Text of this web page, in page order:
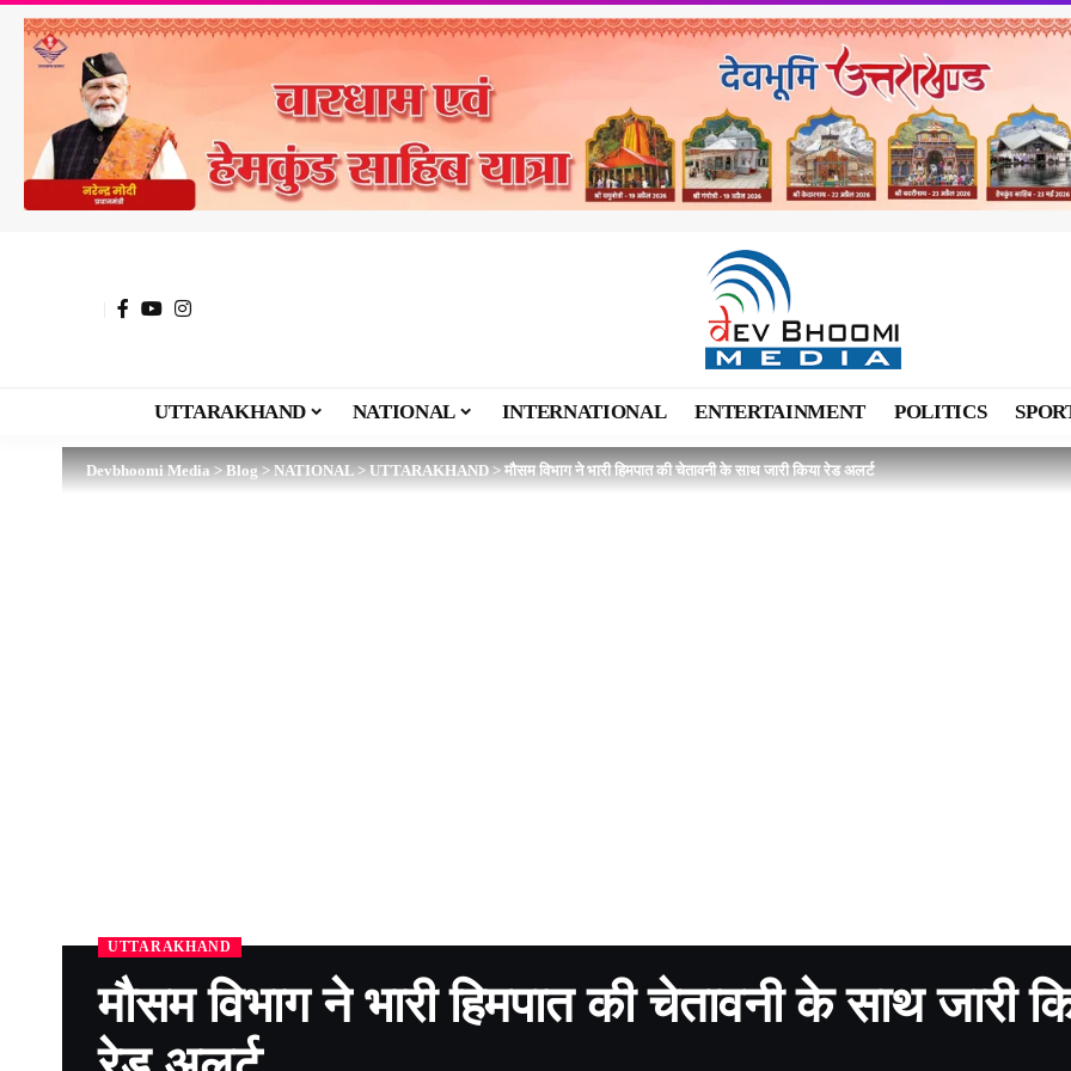
UTTARAKHAND NATIONAL INTERNATIONAL ENTERTAINMENT POLITICS
Devbhoomi Media>Blog>NATIONAL>UTTARAKHAND>मौसम विभाग ने भारी हिमपात की चेतावनी के साथ जारी किया रेड अलर्ट
UTTARAKHAND
मौसम विभाग ने भारी हिमपात की चेतावनी के साथ जारी